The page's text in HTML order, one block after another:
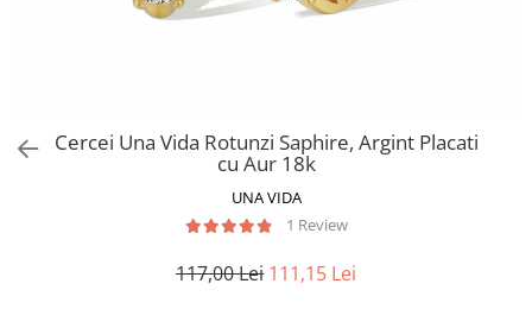
Cercei Una Vida Rotunzi Saphire, Argint Placati
cu Aur 18k
UNA VIDA
1 Review
117,00 Lei 111,15 Lei